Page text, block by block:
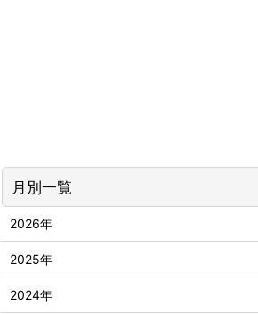
月別一覧
2026年
2025年
2024年